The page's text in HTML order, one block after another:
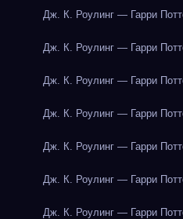
Дж. К. Роулинг — Гарри
Дж. К. Роулинг — Гарри
Дж. К. Роулинг — Гарри
Дж. К. Роулинг — Гарри
Дж. К. Роулинг — Гарри
Дж. К. Роулинг — Гарри
Дж. К. Роулинг — Гарри